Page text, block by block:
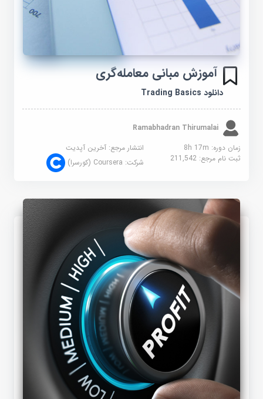
آموزش مبانی معامله‌گری
دانلود Trading Basics
Ramabhadran Thirumalai
زمان دوره: 8h 17m
انتشار مرجع:آخرین آپدیت
ثبت نام مرجع:211,542 شرکت:Coursera (کورسرا)